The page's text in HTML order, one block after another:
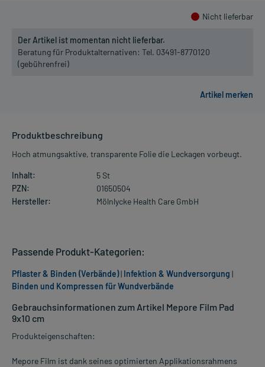
Nicht lieferbar
Der Artikel ist momentan nicht lieferbar.
Beratung für Produktalternativen: Tel. 03491-8770120
(gebührenfrei)
Produktbeschreibung
Hoch atmungsaktive, transparente Folie die Leckagen vorbeugt.
Inhalt:
5 St
PZN:
01650504
Hersteller:
Mölnlycke Health Care GmbH
Gebrauchsinformationen zum Artikel Mepore Film Pad
9x10 cm
Produkteigenschaften:
Mepore Film ist dank seines optimierten Applikationsrahmens
Passende Produkt-Kategorien:
Pflaster & Binden (Verbände)| Infektion & Wundversorgung |
Binden und Kompressen für Wundverbände